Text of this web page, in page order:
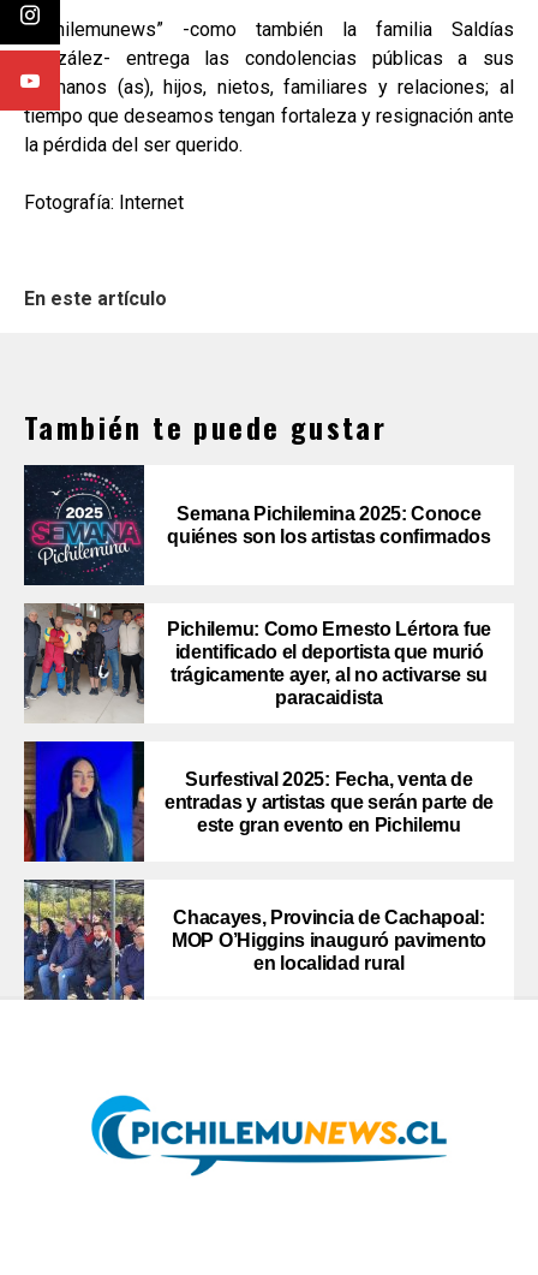
“pichilemunews” -como también la familia Saldías
González- entrega las condolencias públicas a sus
hermanos (as), hijos, nietos, familiares y relaciones; al
tiempo que deseamos tengan fortaleza y resignación ante
la pérdida del ser querido.
Fotografía: Internet
En este artículo
También te puede gustar
Semana Pichilemina 2025: Conoce
quiénes son los artistas confirmados
Pichilemu: Como Ernesto Lértora fue
identificado el deportista que murió
trágicamente ayer, al no activarse su
paracaidista
Surfestival 2025: Fecha, venta de
entradas y artistas que serán parte de
este gran evento en Pichilemu
Chacayes, Provincia de Cachapoal:
MOP O’Higgins inauguró pavimento
en localidad rural